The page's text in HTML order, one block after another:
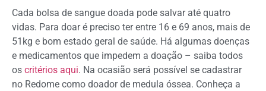
Cada bolsa de sangue doada pode salvar até quatro
vidas. Para doar é preciso ter entre 16 e 69 anos, mais de
51kg e bom estado geral de saúde. Há algumas doenças
e medicamentos que impedem a doação – saiba todos
os critérios aqui. Na ocasião será possível se cadastrar
no Redome como doador de medula óssea. Conheça a